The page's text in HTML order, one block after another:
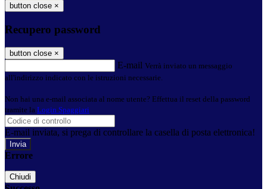
button close ×
Recupero password
button close ×
E-mail Verrà inviato un messaggio
all'indirizzo indicato con le istruzioni necessarie.
Non hai una e-mail associata al nome utente? Effettua il reset della password
tramite la Login Spaggiari
E-mail inviata, si prega di controllare la casella di posta elettronica!
Errore
Chiudi